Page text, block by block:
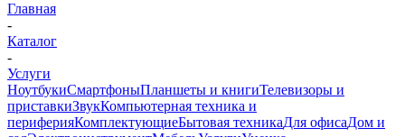
Главная
-
Каталог
-
Услуги
НоутбукиСмартфоныПланшеты и книгиТелевизоры и
приставкиЗвукКомпьютерная техника и
периферияКомплектующиеБытовая техникаДля офисаДом и